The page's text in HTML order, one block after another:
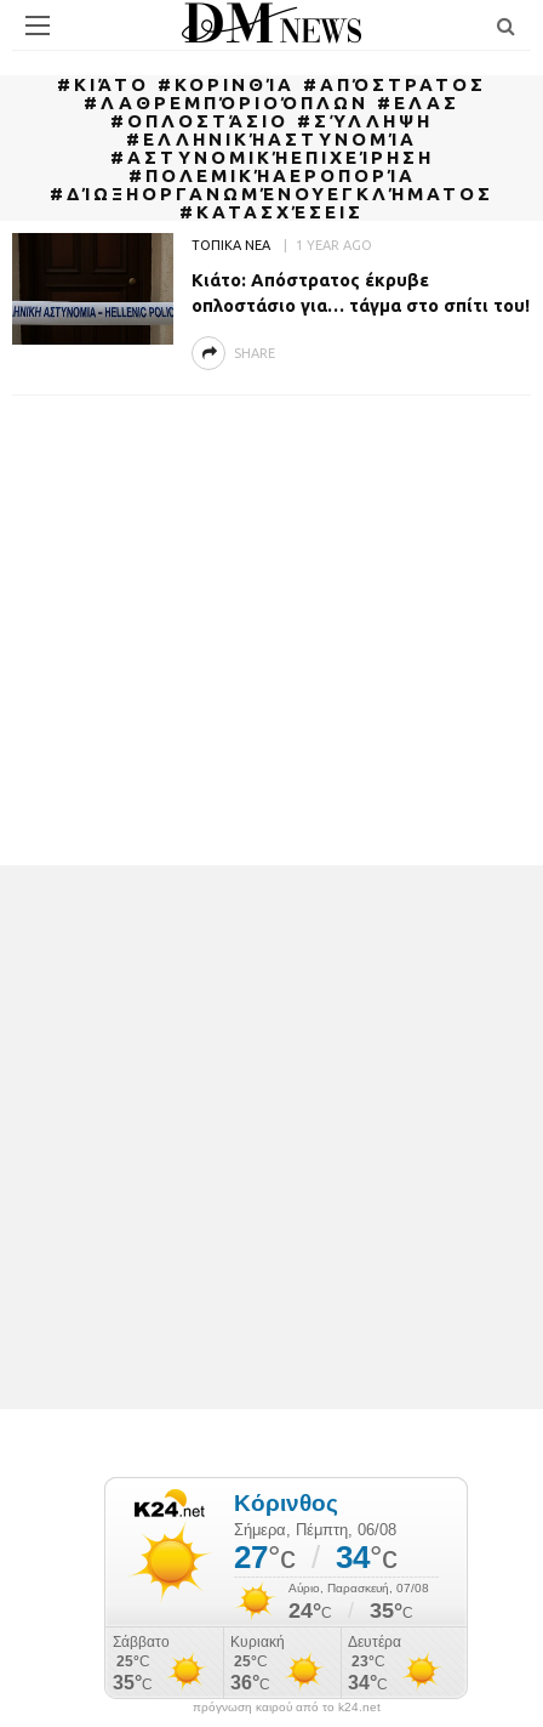
#ΚΙΆΤΟ #ΚΟΡΙΝΘΊΑ #ΑΠΌΣΤΡΑΤΟΣ
#ΛΑΘΡΕΜΠΌΡΙΟΌΠΛΩΝ #ΕΛΑΣ
#ΟΠΛΟΣΤΆΣΙΟ #ΣΎΛΛΗΨΗ
#ΕΛΛΗΝΙΚΉΑΣΤΥΝΟΜΊΑ
#ΑΣΤΥΝΟΜΙΚΉΕΠΙΧΕΊΡΗΣΗ
#ΠΟΛΕΜΙΚΉΑΕΡΟΠΟΡΊΑ
#ΔΊΩΞΗΟΡΓΑΝΩΜΈΝΟΥΕΓΚΛΉΜΑΤΟΣ
#ΚΑΤΑΣΧΈΣΕΙΣ
ΤΟΠΙΚΑ ΝΕΑ 1 YEAR AGO
Κιάτο: Απόστρατος έκρυβε
οπλοστάσιο για… τάγμα στο σπίτι του!
SHARE
πρόγνωση καιρού από το k24.net